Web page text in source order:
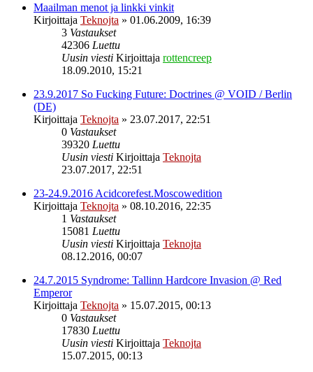
Maailman menot ja linkki vinkit
Kirjoittaja Teknojta » 01.06.2009, 16:39
3 Vastaukset
42306 Luettu
Uusin viesti Kirjoittaja rottencreep
18.09.2010, 15:21
23.9.2017 So Fucking Future: Doctrines @ VOID / Berlin
(DE)
Kirjoittaja Teknojta » 23.07.2017, 22:51
0 Vastaukset
39320 Luettu
Uusin viesti Kirjoittaja Teknojta
23.07.2017, 22:51
23-24.9.2016 Acidcorefest.Moscowedition
Kirjoittaja Teknojta » 08.10.2016, 22:35
1 Vastaukset
15081 Luettu
Uusin viesti Kirjoittaja Teknojta
08.12.2016, 00:07
24.7.2015 Syndrome: Tallinn Hardcore Invasion @ Red
Emperor
Kirjoittaja Teknojta » 15.07.2015, 00:13
0 Vastaukset
17830 Luettu
Uusin viesti Kirjoittaja Teknojta
15.07.2015, 00:13